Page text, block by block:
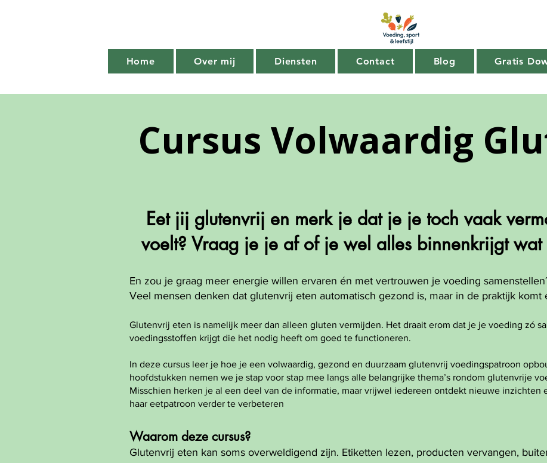
Home Over mij Diensten Contact Blog Gratis
Cursus Volwaardig
Eet jij glutenvrij en merk je dat je je toch vaak
voelt? Vraag je je af of je wel alles binnenkrijgt
En zou je graag meer energie willen ervaren én met vertrouwen je voeding
Veel mensen denken dat glutenvrij eten automatisch gezond is, maar in de praktijk komt
Glutenvrij eten is namelijk meer dan alleen gluten vermijden. Het draait erom dat je je voeding zó
voedingsstoffen krijgt die het nodig heeft om goed te functioneren.
In deze cursus leer je hoe je een volwaardig, gezond en duurzaam glutenvrij voedingspatroon
hoofdstukken nemen we je stap voor stap mee langs alle belangrijke thema’s rondom glutenvrije
Misschien herken je al een deel van de informatie, maar vrijwel iedereen ontdekt nieuwe inzichten
haar eetpatroon verder te verbeteren
Waarom deze cursus?
Glutenvrij eten kan soms overweldigend zijn. Etiketten lezen, producten vervangen,